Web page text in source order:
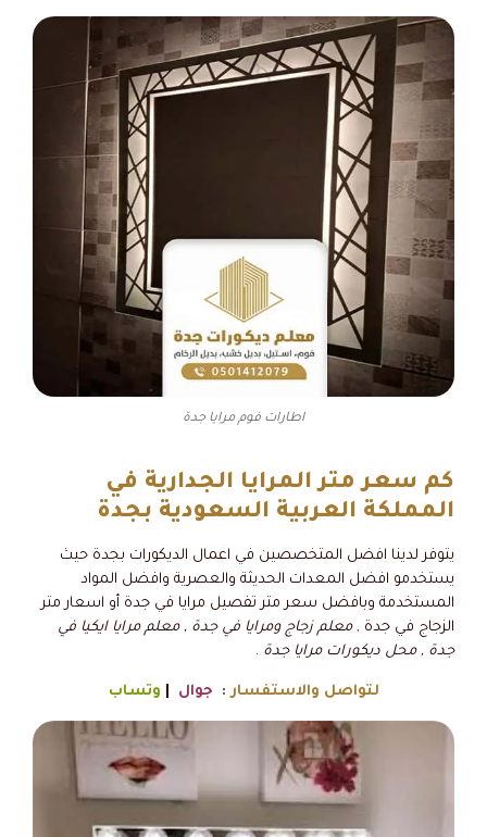
اطارات فوم مرايا جدة
كم سعر متر المرايا الجدارية في
المملكة العربية السعودية بجدة
يتوفر لدينا افضل المتخصصين في اعمال الديكورات بجدة حيث
يستخدمو افضل المعدات الحديثة والعصرية وافضل المواد
المستخدمة وبافضل سعر متر تفصيل مرايا في جدة أو اسعار متر
الزجاج في جدة ,معلم زجاج ومرايا في جدة , معلم مرايا ايكيا في
جدة , محل ديكورات مرايا جدة .
لتواصل والاستفسار : جوال وتساب